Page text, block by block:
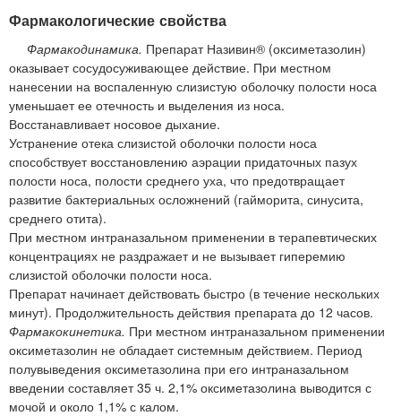
Фармакологические свойства
Фармакодинамика. Препарат Називин® (оксиметазолин)
оказывает сосудосуживающее действие. При местном
нанесении на воспаленную слизистую оболочку полости носа
уменьшает ее отечность и выделения из носа.
Восстанавливает носовое дыхание.
Устранение отека слизистой оболочки полости носа
способствует восстановлению аэрации придаточных пазух
полости носа, полости среднего уха, что предотвращает
развитие бактериальных осложнений (гайморита, синусита,
среднего отита).
При местном интраназальном применении в терапевтических
концентрациях не раздражает и не вызывает гиперемию
слизистой оболочки полости носа.
Препарат начинает действовать быстро (в течение нескольких
минут). Продолжительность действия препарата до 12 часов.
Фармакокинетика. При местном интраназальном применении
оксиметазолин не обладает системным действием. Период
полувыведения оксиметазолина при его интраназальном
введении составляет 35 ч. 2,1% оксиметазолина выводится с
мочой и около 1,1% с калом.